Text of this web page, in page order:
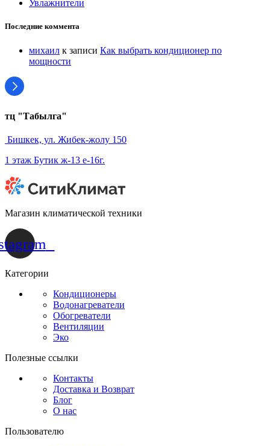
Увлажнители
Последние коммента
михаил к записи Как выбрать кондиционер по
мощности
тц "Табылга"
Бишкек, ул. Жибек-жолу 150
1 этаж Бутик ж-13 е-16г.
Магазин климатической техники
Категории
Кондиционеры
Водонагреватели
Обогреватели
Вентиляции
Эко
Полезные ссылки
Контакты
Доставка и Возврат
Блог
О нас
Пользователю